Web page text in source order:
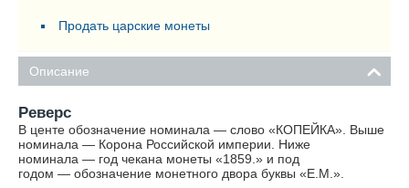
Продать царские монеты
Описание
Реверс
В центе обозначение номинала — слово «КОПЕЙКА». Выше
номинала — Корона Российской империи. Ниже
номинала — год чекана монеты «1859.» и под
годом — обозначение монетного двора буквы «Е.М.».